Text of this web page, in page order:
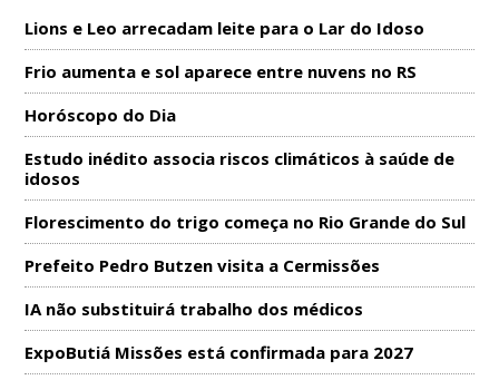
Lions e Leo arrecadam leite para o Lar do Idoso
Frio aumenta e sol aparece entre nuvens no RS
Horóscopo do Dia
Estudo inédito associa riscos climáticos à saúde de
idosos
Florescimento do trigo começa no Rio Grande do Sul
Prefeito Pedro Butzen visita a Cermissões
IA não substituirá trabalho dos médicos
ExpoButiá Missões está confirmada para 2027